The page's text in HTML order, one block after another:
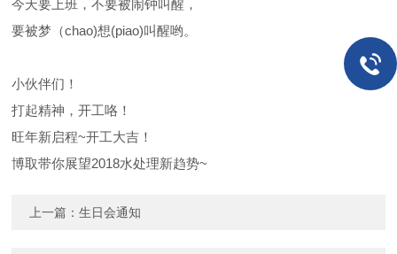
今天要上班，不要被闹钟叫醒，
要被梦（chao)想(piao)叫醒哟。
小伙伴们！
打起精神，开工咯！
旺年新启程~开工大吉！
博取带你展望2018水处理新趋势~
上一篇：生日会通知